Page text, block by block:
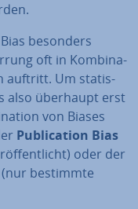
besonders
oft in Kom­bi­na­
auftritt. Um sta­tis­
also überhaupt erst
von Biases
Pu­bli­ca­ti­on Bias
oder der
(nur bestimmte